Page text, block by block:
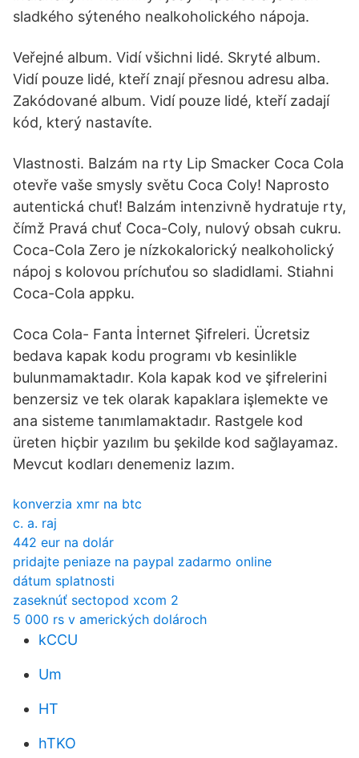
sladkého sýteného nealkoholického nápoja.
Veřejné album. Vidí všichni lidé. Skryté album.
Vidí pouze lidé, kteří znají přesnou adresu alba.
Zakódované album. Vidí pouze lidé, kteří zadají
kód, který nastavíte.
Vlastnosti. Balzám na rty Lip Smacker Coca Cola
otevře vaše smysly světu Coca Coly! Naprosto
autentická chuť! Balzám intenzivně hydratuje rty,
čímž Pravá chuť Coca-Coly, nulový obsah cukru.
Coca-Cola Zero je nízkokalorický nealkoholický
nápoj s kolovou príchuťou so sladidlami. Stiahni
Coca-Cola appku.
Coca Cola- Fanta İnternet Şifreleri. Ücretsiz
bedava kapak kodu programı vb kesinlikle
bulunmamaktadır. Kola kapak kod ve şifrelerini
benzersiz ve tek olarak kapaklara işlemekte ve
ana sisteme tanımlamaktadır. Rastgele kod
üreten hiçbir yazılım bu şekilde kod sağlayamaz.
Mevcut kodları denemeniz lazım.
konverzia xmr na btc
c. a. raj
442 eur na dolár
pridajte peniaze na paypal zadarmo online
dátum splatnosti
zaseknúť sectopod xcom 2
5 000 rs v amerických dolároch
kCCU
Um
HT
hTKO